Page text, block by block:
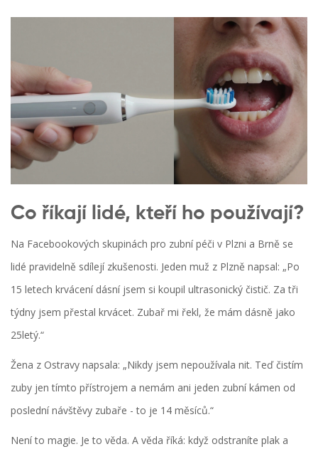
Co říkají lidé, kteří ho používají?
Na Facebookových skupinách pro zubní péči v Plzni a Brně se
lidé pravidelně sdílejí zkušenosti. Jeden muž z Plzně napsal: „Po
15 letech krvácení dásní jsem si koupil ultrasonický čistič. Za tři
týdny jsem přestal krvácet. Zubař mi řekl, že mám dásně jako
25letý.“
Žena z Ostravy napsala: „Nikdy jsem nepoužívala nit. Teď čistím
zuby jen tímto přístrojem a nemám ani jeden zubní kámen od
poslední návštěvy zubaře - to je 14 měsíců.“
Není to magie. Je to věda. A věda říká: když odstraníte plak a